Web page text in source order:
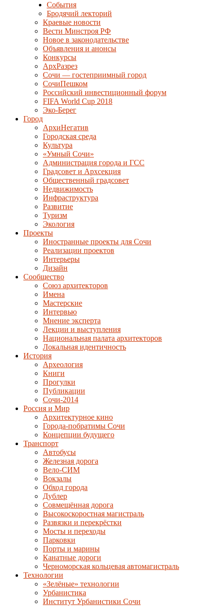
События
Бродячий лекторий
Краевые новости
Вести Минстроя РФ
Новое в законодательстве
Объявления и анонсы
Конкурсы
АрхРазрез
Сочи — гостеприимный город
СочиПешком
Российский инвестиционный форум
FIFA World Cup 2018
Эко-Берег
Город
АрхиНегатив
Городская среда
Культура
«Умный Сочи»
Администрация города и ГСС
Градсовет и Архсекция
Общественный градсовет
Недвижимость
Инфраструктура
Развитие
Туризм
Экология
Проекты
Иностранные проекты для Сочи
Реализации проектов
Интерьеры
Дизайн
Сообщество
Союз архитекторов
Имена
Мастерские
Интервью
Мнение эксперта
Лекции и выступления
Национальная палата архитекторов
Локальная идентичность
История
Археология
Книги
Прогулки
Публикации
Сочи-2014
Россия и Мир
Архитектурное кино
Города-побратимы Сочи
Концепции будущего
Транспорт
Автобусы
Железная дорога
Вело-СИМ
Вокзалы
Обход города
Дублер
Совмещённая дорога
Высокоскоростная магистраль
Развязки и перекрёстки
Мосты и переходы
Парковки
Порты и марины
Канатные дороги
Черноморская кольцевая автомагистраль
Технологии
«Зелёные» технологии
Урбанистика
Институт Урбанистики Сочи